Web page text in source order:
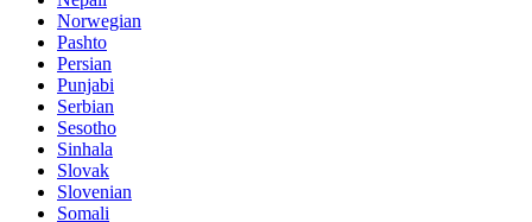
Norwegian
Pashto
Persian
Punjabi
Serbian
Sesotho
Sinhala
Slovak
Slovenian
Somali